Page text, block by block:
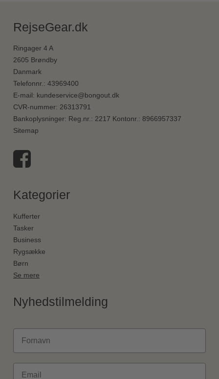
RejseGear.dk
Ringager 4 A
2605 Brøndby
Danmark
Telefonnr.: 43969400
E-mail: kundeservice@bongout.dk
CVR-nummer: 26313791
Bankoplysninger: Reg.nr.: 2217 Kontonr.: 8966957337
Sitemap
Kategorier
Kufferter
Tasker
Business
Rygsække
Børn
Se mere
Nyhedstilmelding
Fornavn
Email